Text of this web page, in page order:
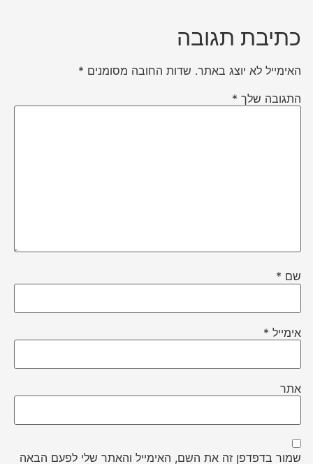
כתיבת תגובה
האימייל לא יוצג באתר. שדות החובה מסומנים *
התגובה שלך *
שם *
אימייל *
אתר
שמור בדפדפן זה את השם, האימייל והאתר שלי לפעם הבאה